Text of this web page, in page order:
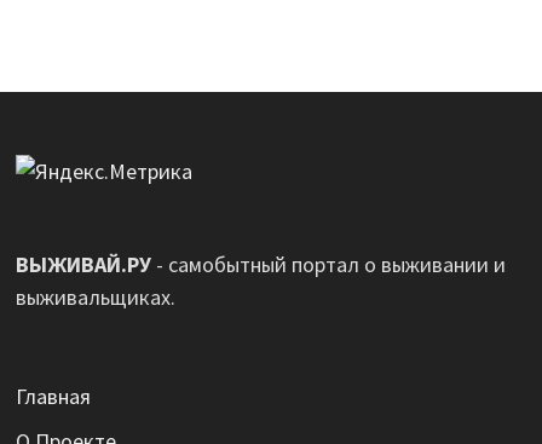
ВЫЖИВАЙ.РУ- самобытный портал о выживании и
выживальщиках.
Главная